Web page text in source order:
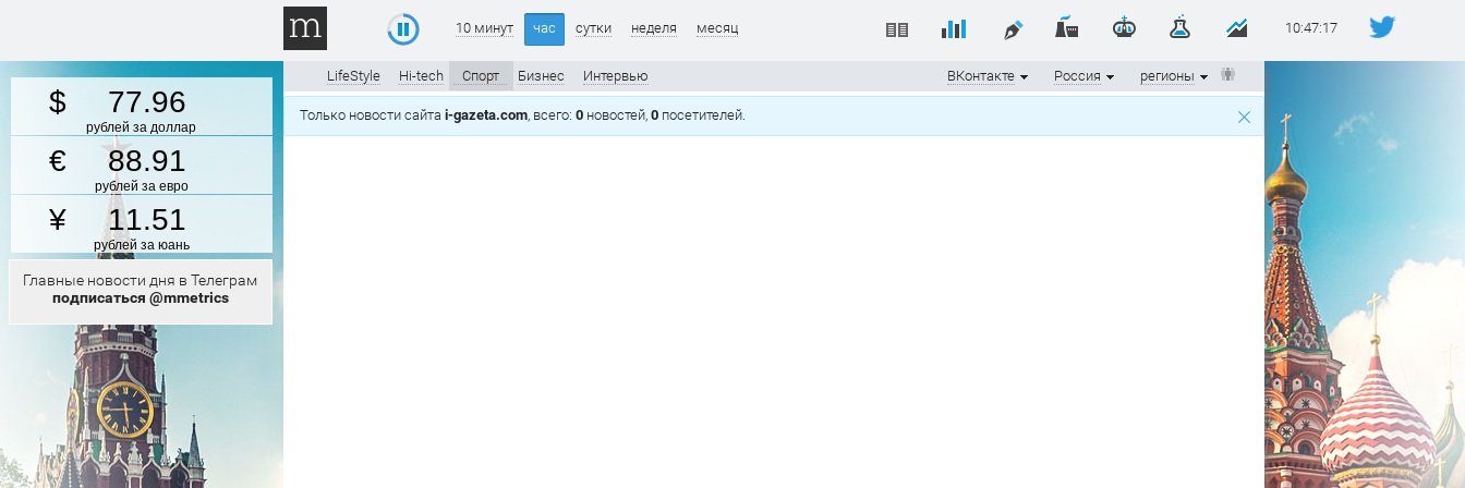
77.96
рублей за доллар
88.91
рублей за евро
11.51
рублей за юань
Главные новости дня в Телеграм
подписаться @mmetrics
10:47:17
10 минут час сутки неделя месяц
LifeStyle Hi-tech Спорт Бизнес Интервью регионы
Россия
ВКонтакте
Только новости сайта i-gazeta.com, всего: 0 новостей, 0 посетителей.